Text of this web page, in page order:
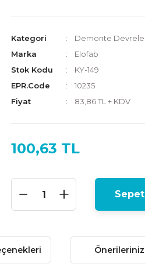
Kategori Demonte
Marka
Elofab
Stok Kodu
KY-149
EPR.Code
10235
Fiyat
83,86 TL + KDV
100,63 TL
Önerileriniz